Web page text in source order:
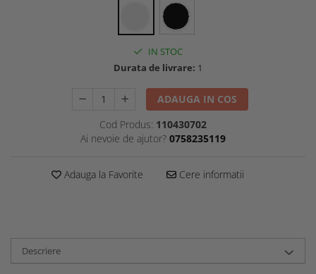
IN STOC
Durata de livrare: 1
ADAUGA IN COS
Cod Produs: 110430702
Ai nevoie de ajutor? 0758235119
Adauga la Favorite Cere informatii
Descriere